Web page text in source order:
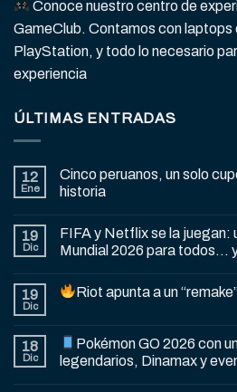
Conoce nuestro centro de
GameClub. Contamos con
PlayStation, y todo lo necesario
experiencia
ÚLTIMAS ENTRADAS
12
Ene
Cinco peruanos, un solo
historia
19
Dic
FIFA y Netflix se la juegan:
Mundial 2026 para todos…
19
Dic
Riot apunta a un
18
Dic
Pokémon GO 2026 con
legendarios, Dinamax y